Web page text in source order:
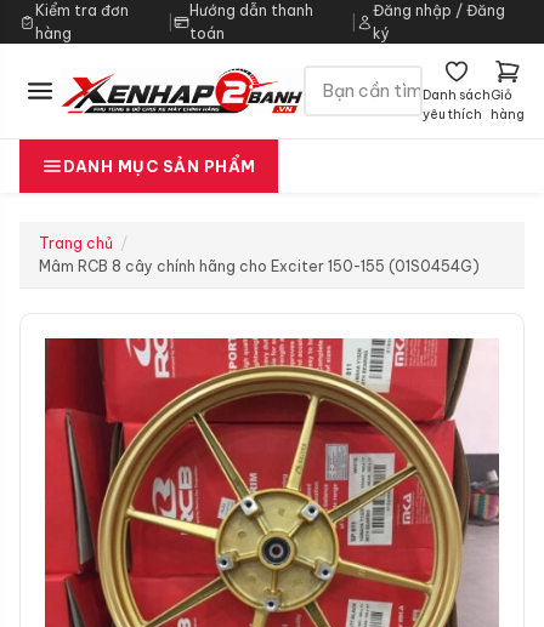
Kiểm tra đơn
hàng
|
Hướng dẫn thanh
toán
Đăng nhập / Đăng
ký
Danh sách
yêu thích
Giỏ
hàng
DANH MỤC SẢN PHẨM
Trang chủ
Mâm RCB 8 cây chính hãng cho Exciter 150-155 (01S0454G)